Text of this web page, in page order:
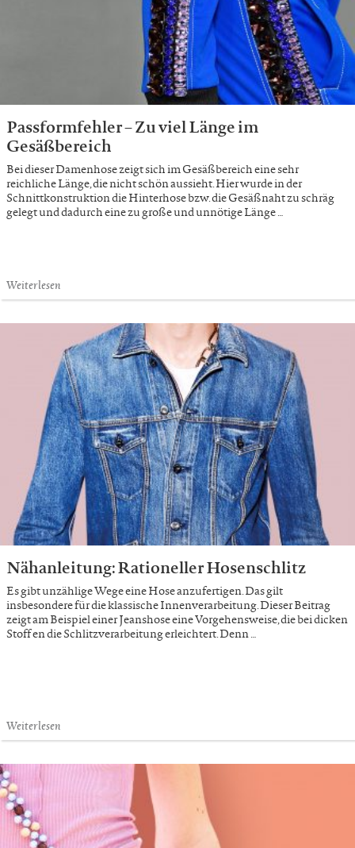
Passformfehler – Zu viel Länge im
Gesäßbereich
Bei dieser Damenhose zeigt sich im Gesäßbereich eine sehr
reichliche Länge, die nicht schön aussieht. Hier wurde in der
Schnittkonstruktion die Hinterhose bzw. die Gesäßnaht zu schräg
gelegt und dadurch eine zu große und unnötige Länge …
Weiterlesen
Nähanleitung: Rationeller Hosenschlitz
Es gibt unzählige Wege eine Hose anzufertigen. Das gilt
insbesondere für die klassische Innenverarbeitung. Dieser Beitrag
zeigt am Beispiel einer Jeanshose eine Vorgehensweise, die bei dicken
Stoff en die Schlitzverarbeitung erleichtert. Denn …
Weiterlesen